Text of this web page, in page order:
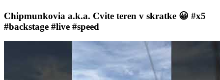
Chipmunkovia a.k.a. Cvite teren v skratke 😀 #x5
#backstage #live #speed